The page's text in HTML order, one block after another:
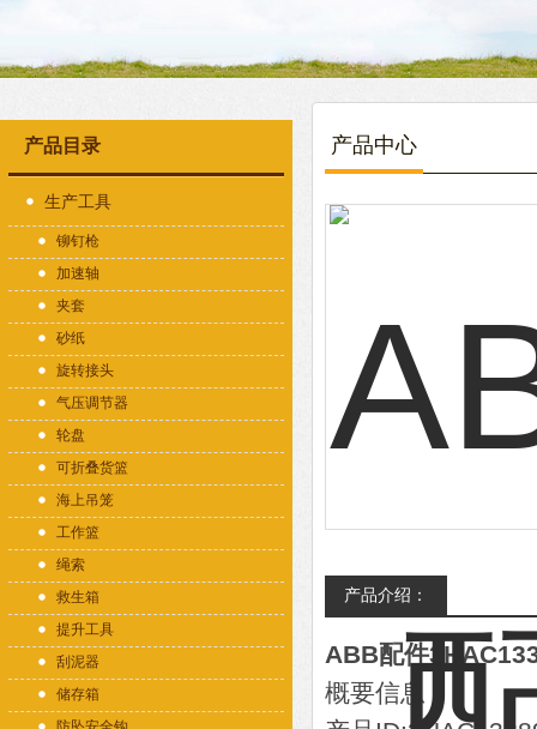
产品目录
生产工具
铆钉枪
加速轴
夹套
砂纸
旋转接头
气压调节器
轮盘
可折叠货篮
海上吊笼
工作篮
绳索
救生箱
提升工具
刮泥器
储存箱
产品中心
产品介绍：
ABB配件
概要信息